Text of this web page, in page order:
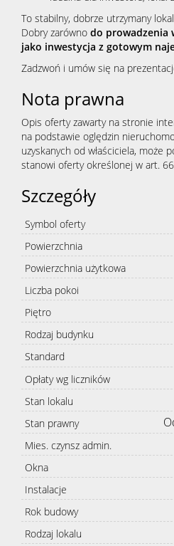
To stabilny, dobrze utrzymany
Dobry zarówno do prowadzenia
jako inwestycja z gotowym
Zadzwoń i umów się na
Nota prawna
Opis oferty zawarty na stronie
na podstawie oględzin
uzyskanych od właściciela, może
stanowi oferty określonej w art.
Szczegóły
Symbol oferty
Powierzchnia
Powierzchnia użytkowa
Liczba pokoi
Piętro
Rodzaj budynku
Standard
Opłaty wg liczników
Stan lokalu
Stan prawny
Mies. czynsz admin.
Okna
Instalacje
Rok budowy
Rodzaj lokalu